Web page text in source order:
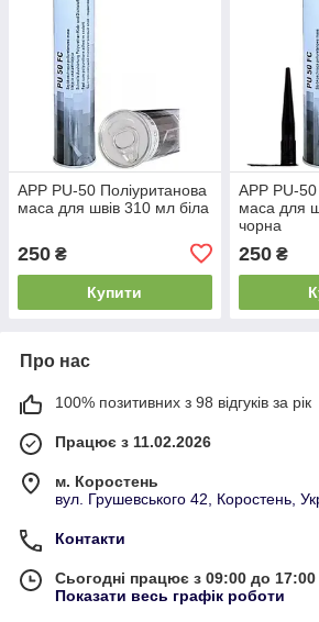
APP PU-50 Поліуританова
маса для швів 310 мл біла
250 ₴
Купити
APP PU-
маса для
чорна
250₴
Про нас
100% позитивних з 98 відгуків за рік
Працює з 11.02.2026
м. Коростень
вул. Грушевського 42, Коростень,
Контакти
Сьогодні працює з 09:00 до 17:00
Показати весь графік роботи